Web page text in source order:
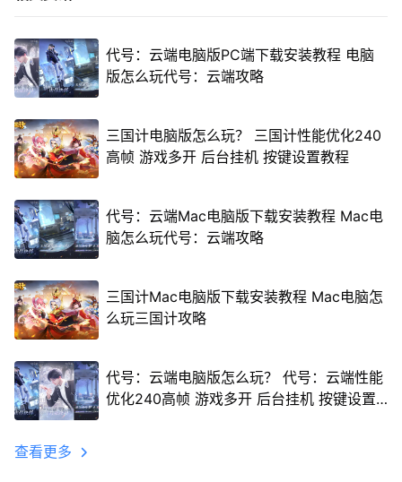
代号：云端电脑版PC端下载安装教程 电脑
版怎么玩代号：云端攻略
三国计电脑版怎么玩？ 三国计性能优化240
高帧 游戏多开 后台挂机 按键设置教程
代号：云端Mac电脑版下载安装教程 Mac电
脑怎么玩代号：云端攻略
三国计Mac电脑版下载安装教程 Mac电脑怎
么玩三国计攻略
代号：云端电脑版怎么玩？ 代号：云端性能
优化240高帧 游戏多开 后台挂机 按键设置
查看更多